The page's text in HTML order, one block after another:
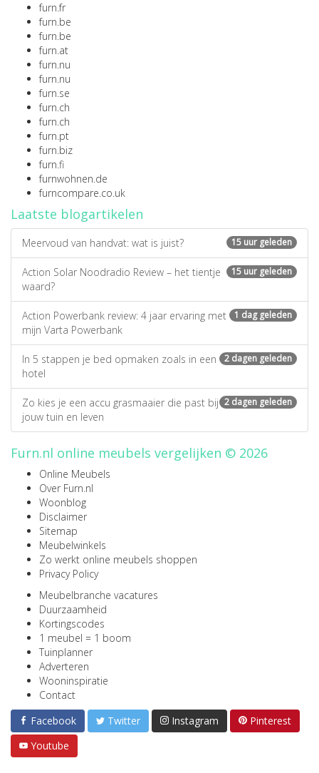
furn.fr
furn.be
furn.be
furn.at
furn.nu
furn.nu
furn.se
furn.ch
furn.ch
furn.pt
furn.biz
furn.fi
furnwohnen.de
furncompare.co.uk
Laatste blogartikelen
15 uur geleden
Meervoud van handvat: wat is juist?
15 uur geleden
Action Solar Noodradio Review – het tientje
waard?
1 dag geleden
Action Powerbank review: 4 jaar ervaring met
mijn Varta Powerbank
2 dagen geleden
In 5 stappen je bed opmaken zoals in een
hotel
2 dagen geleden
Zo kies je een accu grasmaaier die past bij
jouw tuin en leven
Furn.nl online meubels vergelijken © 2026
Online Meubels
Over Furn.nl
Woonblog
Disclaimer
Sitemap
Meubelwinkels
Zo werkt online meubels shoppen
Privacy Policy
Meubelbranche vacatures
Duurzaamheid
Kortingscodes
1 meubel = 1 boom
Tuinplanner
Adverteren
Wooninspiratie
Contact
Facebook
Twitter Instagram
Pinterest
Youtube